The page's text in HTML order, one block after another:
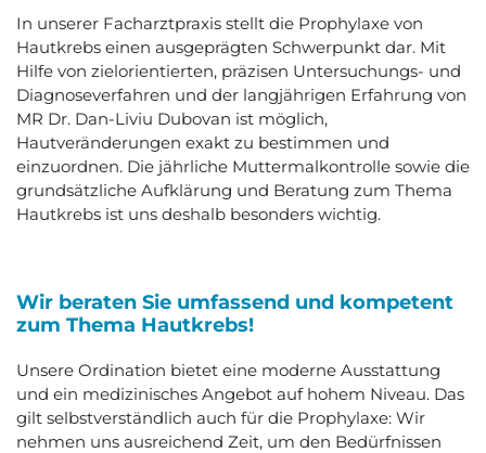
In unserer Facharztpraxis stellt die Prophylaxe von
Hautkrebs einen ausgeprägten Schwerpunkt dar. Mit
Hilfe von zielorientierten, präzisen Untersuchungs- und
Diagnoseverfahren und der langjährigen Erfahrung von
MR Dr. Dan-Liviu Dubovan ist möglich,
Hautveränderungen exakt zu bestimmen und
einzuordnen. Die jährliche Muttermalkontrolle sowie die
grundsätzliche Aufklärung und Beratung zum Thema
Hautkrebs ist uns deshalb besonders wichtig.
Wir beraten Sie umfassend und kompetent
zum Thema Hautkrebs!
Unsere Ordination bietet eine moderne Ausstattung
und ein medizinisches Angebot auf hohem Niveau. Das
gilt selbstverständlich auch für die Prophylaxe: Wir
nehmen uns ausreichend Zeit, um den Bedürfnissen